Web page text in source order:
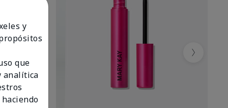
Next
y
que
analítica